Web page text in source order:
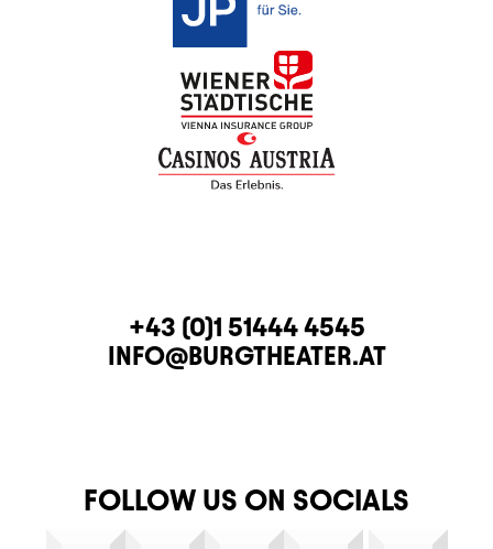
CONTACTTELEPHONE
+43 (0)1 51444 4545
E-MAIL
INFO@BURGTHEATER.AT
FOLLOW US ON SOCIALS